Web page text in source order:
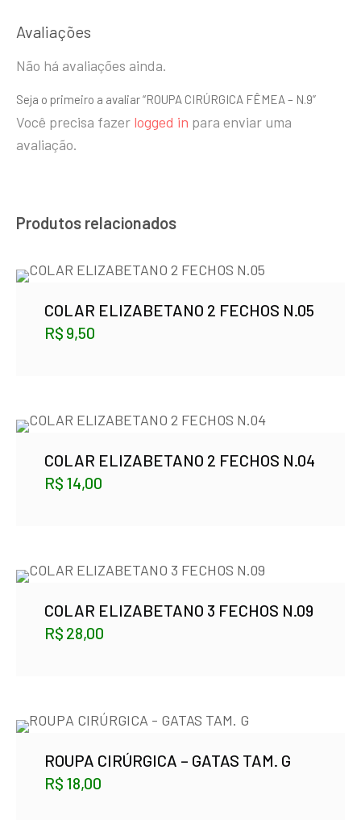
Avaliações
Não há avaliações ainda.
Seja o primeiro a avaliar “ROUPA CIRÚRGICA FÊMEA – N.9”
Você precisa fazer logged in para enviar uma
avaliação.
Produtos relacionados
COLAR ELIZABETANO 2 FECHOS N.05
R$ 9,50
COLAR ELIZABETANO 2 FECHOS N.04
R$ 14,00
COLAR ELIZABETANO 3 FECHOS N.09
R$ 28,00
ROUPA CIRÚRGICA – GATAS TAM. G
R$ 18,00